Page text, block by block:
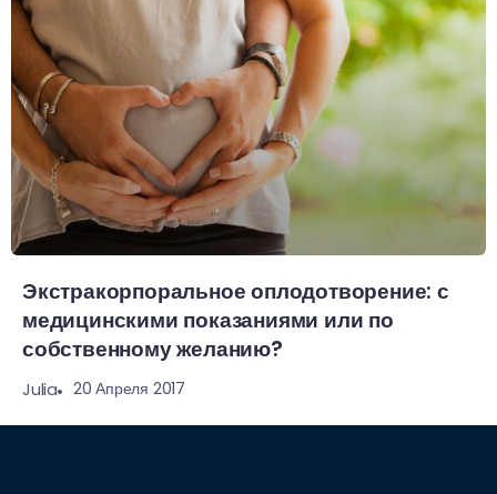
Экстракорпоральное оплодотворение: с
медицинскими показаниями или по
собственному желанию?
Julia 20 Апреля 2017